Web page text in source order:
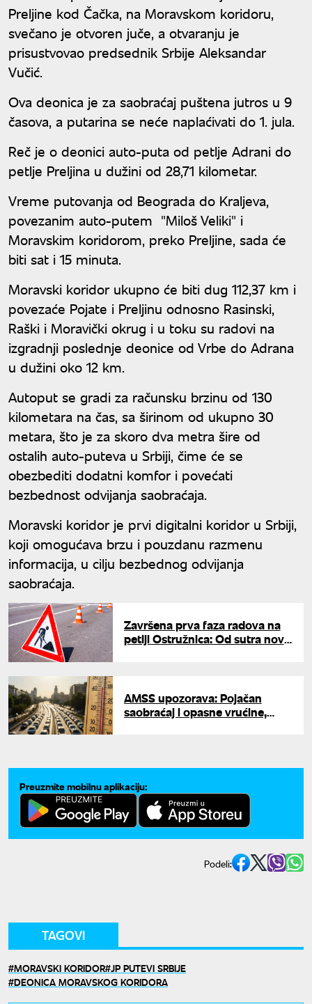
Preljine kod Čačka, na Moravskom koridoru,
svečano je otvoren juče, a otvaranju je
prisustvovao predsednik Srbije Aleksandar
Vučić.
Ova deonica je za saobraćaj puštena jutros u 9
časova, a putarina se neće naplaćivati do 1. jula.
Reč je o deonici auto-puta od petlje Adrani do
petlje Preljina u dužini od 28,71 kilometar.
Vreme putovanja od Beograda do Kraljeva,
povezanim auto-putem "Miloš Veliki" i
Moravskim koridorom, preko Preljine, sada će
biti sat i 15 minuta.
Moravski koridor ukupno će biti dug 112,37 km i
povezaće Pojate i Preljinu odnosno Rasinski,
Raški i Moravički okrug i u toku su radovi na
izgradnji poslednje deonice od Vrbe do Adrana
u dužini oko 12 km.
Autoput se gradi za računsku brzinu od 130
kilometara na čas, sa širinom od ukupno 30
metara, što je za skoro dva metra šire od
ostalih auto-puteva u Srbiji, čime će se
obezbediti dodatni komfor i povećati
bezbednost odvijanja saobraćaja.
Moravski koridor je prvi digitalni koridor u Srbiji,
koji omogućava brzu i pouzdanu razmenu
informacija, u cilju bezbednog odvijanja
saobraćaja.
Završena prva faza radova na
petlji Ostružnica: Od sutra nova
AMSS upozorava: Pojačan
saobraćaj i opasne vrućine,
Preuzmite mobilnu aplikaciju:
Podeli:
TAGOVI
MORAVSKI KORIDOR JP PUTEVI SRBIJE
DEONICA MORAVSKOG KORIDORA